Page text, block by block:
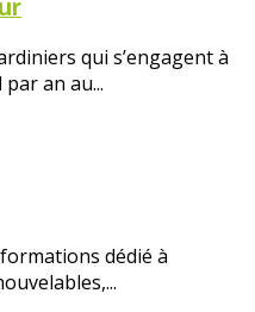
qui s’engagent à
an au...
dédié à